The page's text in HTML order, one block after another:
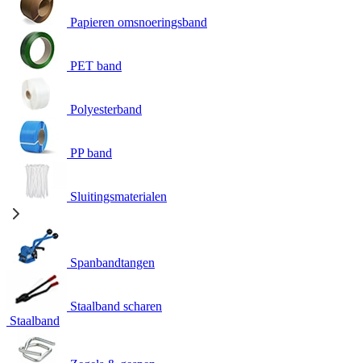
Papieren omsnoeringsband
PET band
Polyesterband
PP band
Sluitingsmaterialen
Spanbandtangen
Staalband scharen
Staalband